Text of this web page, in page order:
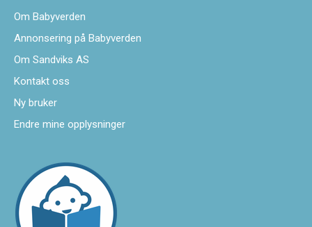
Om Babyverden
Annonsering på Babyverden
Om Sandviks AS
Kontakt oss
Ny bruker
Endre mine opplysninger